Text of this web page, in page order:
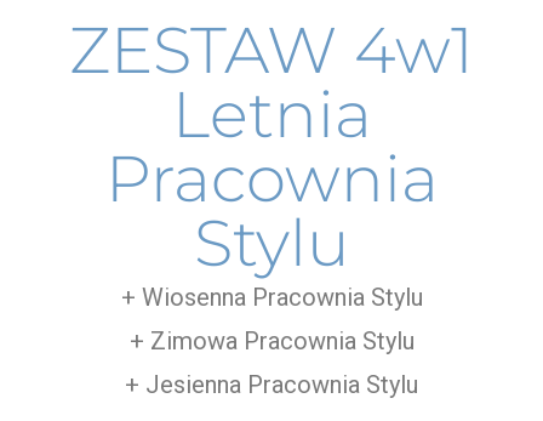
ZESTAW 4w1
Letnia
Pracownia
Stylu
+ Wiosenna Pracownia Stylu
+ Zimowa Pracownia Stylu
+ Jesienna Pracownia Stylu